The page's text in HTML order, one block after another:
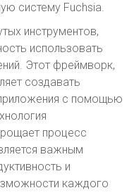
систему Fuchsia.
инструментов,
использовать
Этот фреймворк,
создавать
с помощью
процесс
важным
и
каждого